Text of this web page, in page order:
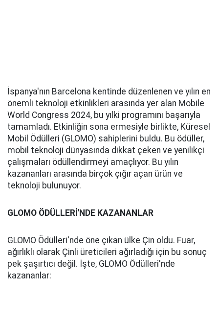
İspanya'nın Barcelona kentinde düzenlenen ve yılın en
önemli teknoloji etkinlikleri arasında yer alan Mobile
World Congress 2024, bu yılki programını başarıyla
tamamladı. Etkinliğin sona ermesiyle birlikte, Küresel
Mobil Ödülleri (GLOMO) sahiplerini buldu. Bu ödüller,
mobil teknoloji dünyasında dikkat çeken ve yenilikçi
çalışmaları ödüllendirmeyi amaçlıyor. Bu yılın
kazananları arasında birçok çığır açan ürün ve
teknoloji bulunuyor.
GLOMO ÖDÜLLERİ'NDE KAZANANLAR
GLOMO Ödülleri'nde öne çıkan ülke Çin oldu. Fuar,
ağırlıklı olarak Çinli üreticileri ağırladığı için bu sonuç
pek şaşırtıcı değil. İşte, GLOMO Ödülleri'nde
kazananlar: